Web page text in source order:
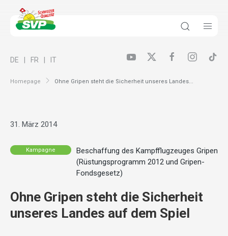
Homepage Ohne Gripen steht die Sicherheit unseres Landes...
DE FR IT
31. März 2014
Kampagne
Beschaffung des Kampfflugzeuges Gripen
(Rüstungsprogramm 2012 und Gripen-
Fondsgesetz)
Ohne Gripen steht die Sicherheit
unseres Landes auf dem Spiel